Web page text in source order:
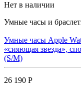
Нет в наличии
Умные часы и
Умные часы Apple
«сияющая звезда»,
(S/M)
26 190 Р